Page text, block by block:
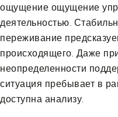
ощущение ощущение
деятельностью.
переживание
происходящего. Даже
неопределенности
ситуация пребывает в
доступна анализу.